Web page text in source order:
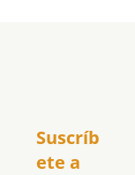
Suscríb
ete a